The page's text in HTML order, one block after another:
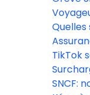
d’une
voyage
forte
TikTok
l’achat
SNCF: